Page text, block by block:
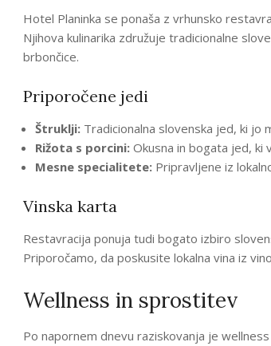
Hotel Planinka se ponaša z vrhunsko
Njihova kulinarika združuje tradicionalne
brbončice.
Priporočene jedi
Štruklji: Tradicionalna slovenska jed, ki jo
Rižota s porcini: Okusna in bogata jed, ki
Mesne specialitete: Pripravljene iz
Vinska karta
Restavracija ponuja tudi bogato izbiro
Priporočamo, da poskusite lokalna vina iz
Wellness in sprostitev
Po napornem dnevu raziskovanja je